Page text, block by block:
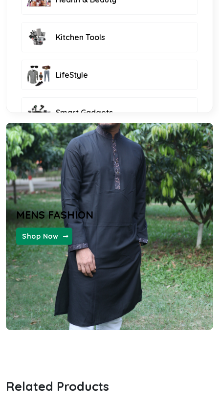
Kitchen Tools
LifeStyle
Smart Gadgets
Furniture and Decor
KIDS FASHION
WOMEN FASHION
MENS FASHION
the ordinary hyaluronic serum
MENS FASHION
Shop Now
Related Products